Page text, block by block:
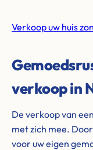
Verkoop uw huis
verkoop in
De verkoop van
met zich mee.
voor uw eigen